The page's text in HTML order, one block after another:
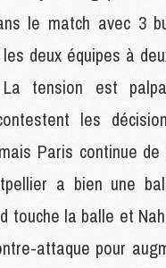
le match avec 3
deux équipes à
tension est
les
Paris continue
a bien une
touche la balle et
attaque pour